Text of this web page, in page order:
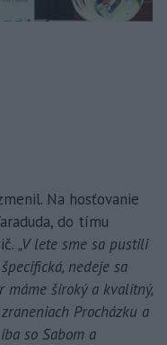
Na hosťovanie
do tímu
„V lete sme sa pustili
nedeje sa
máme široký a kvalitný,
Procházku a
so Sabom a